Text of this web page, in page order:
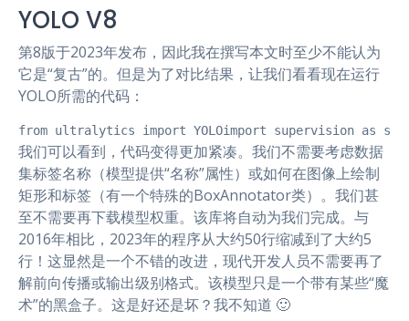
YOLO V8
第8版于2023年发布，因此我在撰写本文时至少不能认为
它是“复古”的。但是为了对比结果，让我们看看现在运行
YOLO所需的代码：
from ultralytics import YOLOimport supervision as
我们可以看到，代码变得更加紧凑。我们不需要考虑数据
集标签名称（模型提供“名称”属性）或如何在图像上绘制
矩形和标签（有一个特殊的BoxAnnotator类）。我们甚
至不需要再下载模型权重。该库将自动为我们完成。与
2016年相比，2023年的程序从大约50行缩减到了大约5
行！这显然是一个不错的改进，现代开发人员不需要再了
解前向传播或输出级别格式。该模型只是一个带有某些“魔
术”的黑盒子。这是好还是坏？我不知道 🙂